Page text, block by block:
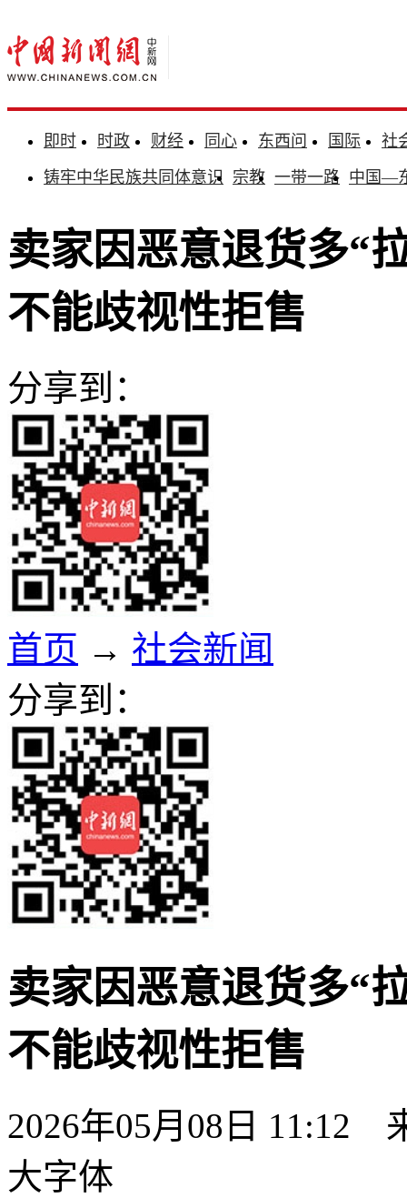
即时 时政 财经 同心 东西问 国际
社
铸牢中华民族共同体意识 宗教 一带一路 中国—
卖家因恶意退货多“
不能歧视性拒售
分享到：
首页 → 社会新闻
分享到：
卖家因恶意退货多“
不能歧视性拒售
2026年05月08日 11:12
大字体